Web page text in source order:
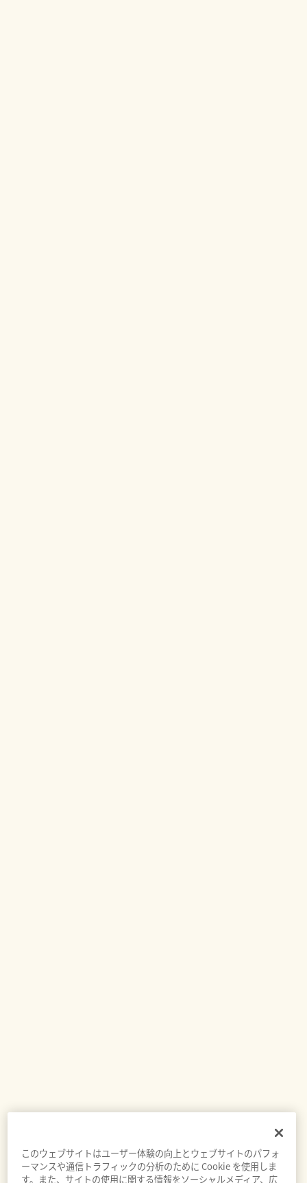
このウェブサイトはユーザー体験の向上とウェブサイトのパフォ
ーマンスや通信トラフィックの分析のために Cookie を使用しま
す。また、サイトの使用に関する情報をソーシャルメディア、広